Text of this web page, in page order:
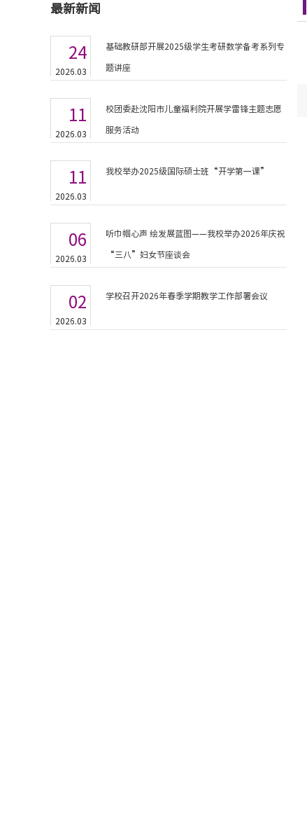
最新新闻
24
2026.03
基础教研部开展2025级学生考研数学备考系列专
题讲座
11
2026.03
校团委赴沈阳市儿童福利院开展学雷锋主题志愿
服务活动
11
2026.03
我校举办2025级国际硕士班“开学第一课”
06
2026.03
听巾帼心声 绘发展蓝图——我校举办2026年庆祝
“三八”妇女节座谈会
02
2026.03
学校召开2026年春季学期教学工作部署会议